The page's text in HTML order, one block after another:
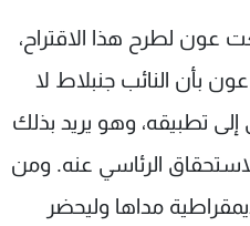
عون لطرح هذا الاقتراح،
بأن النائب جنبلاط لا
تطبيقه، وهو يريد بذلك
الرئاسي عنه. ومن
مداها وليحضر